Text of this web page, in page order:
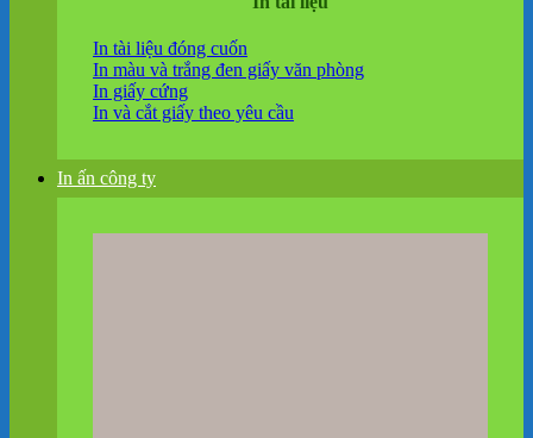
In tài liệu đóng cuốn
In màu và trắng đen giấy văn phòng
In giấy cứng
In và cắt giấy theo yêu cầu
In ấn công ty